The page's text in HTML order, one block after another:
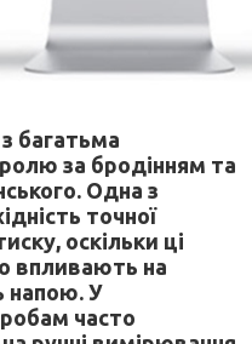
багатьма
за бродінням та
Одна з
точної
оскільки ці
впливають на
напою. У
часто